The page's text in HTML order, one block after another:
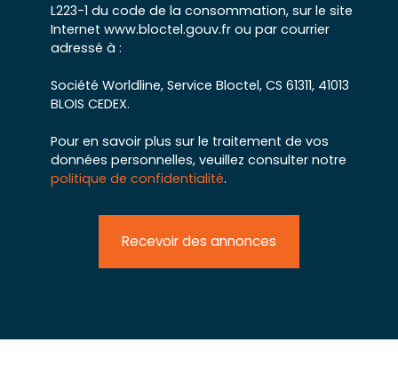
L223-1 du code de la consommation, sur le site
Internet www.bloctel.gouv.fr ou par courrier
adressé à :
Société Worldline, Service Bloctel, CS 61311, 41013
BLOIS CEDEX.
Pour en savoir plus sur le traitement de vos
données personnelles, veuillez consulter notre
politique de confidentialité.
Recevoir des annonces